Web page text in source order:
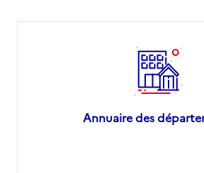
Annuaire des